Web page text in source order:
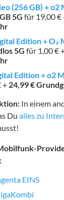
(256 GB) + o2
5G für 19,00 €
Edition +
5G für 1,00 €
Edition + o2
+ 24,99 €
In einem
Du alles zu
EINS